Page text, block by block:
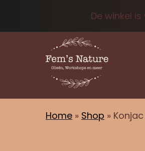
De winkel
Home » Shop »